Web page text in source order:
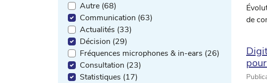
Autre (68)
Communication (63)
Actualités (33)
Décision (29)
Fréquences microphones & in-ears (26)
Consultation (23)
Statistiques (17)
de